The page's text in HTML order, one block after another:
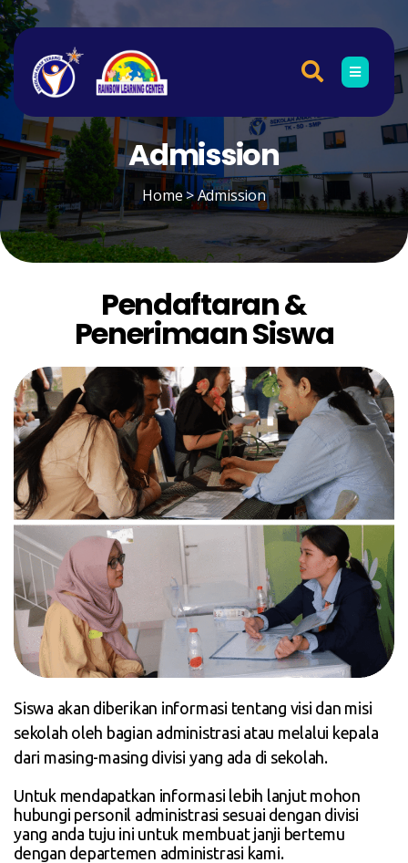
Admission
Home> Admission
Pendaftaran &
Penerimaan Siswa
Siswa akan diberikan informasi tentang visi dan misi
sekolah oleh bagian administrasi atau melalui kepala
dari masing-masing divisi yang ada di sekolah.
Untuk mendapatkan informasi lebih lanjut mohon
hubungi personil administrasi sesuai dengan divisi
yang anda tuju ini untuk membuat janji bertemu
dengan departemen administrasi kami.